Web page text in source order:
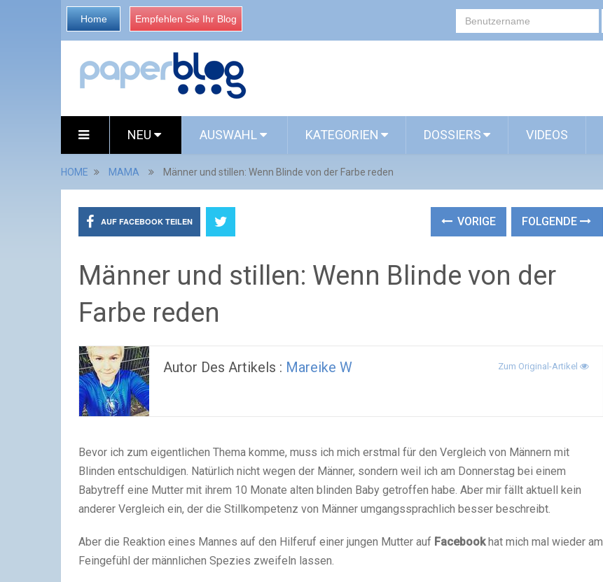
Home Empfehlen Sie Ihr Blog
NEU AUSWAHL KATEGORIEN DOSSIERS VIDEOS
HOME MAMA Männer und stillen: Wenn Blinde von der Farbe reden
AUF FACEBOOK TEILEN VORIGE FOLGENDE
Männer und stillen: Wenn Blinde von der
Farbe reden
Autor Des Artikels : Mareike W Zum Original-Artikel
Bevor ich zum eigentlichen Thema komme, muss ich mich erstmal für den Vergleich von Männern mit
Blinden entschuldigen. Natürlich nicht wegen der Männer, sondern weil ich am Donnerstag bei einem
Babytreff eine Mutter mit ihrem 10 Monate alten blinden Baby getroffen habe. Aber mir fällt aktuell kein
anderer Vergleich ein, der die Stillkompetenz von Männer umgangssprachlich besser beschreibt.
Aber die Reaktion eines Mannes auf den Hilferuf einer jungen Mutter auf Facebookhat mich mal wieder am
Feingefühl der männlichen Spezies zweifeln lassen.